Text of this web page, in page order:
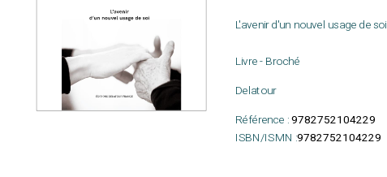
L'avenir d'un nouvel usage de soi
Livre - Broché
Delatour
Référence :9782752104229
ISBN/ISMN :9782752104229